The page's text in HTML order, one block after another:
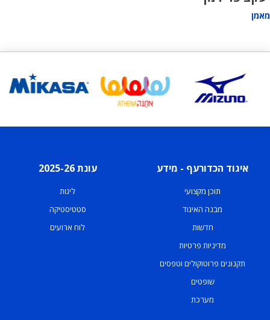
מאמן
איגוד הכדורעף - מידע
תוכן מקצועי
מבנה האיגוד
חדשות
מדיניות פרטיות
תקנונים פרוטוקולים וטפסים
שופטים
מערכת
עונת 2025-26
ליגות
סטטיסטיקה
לוח ארועים